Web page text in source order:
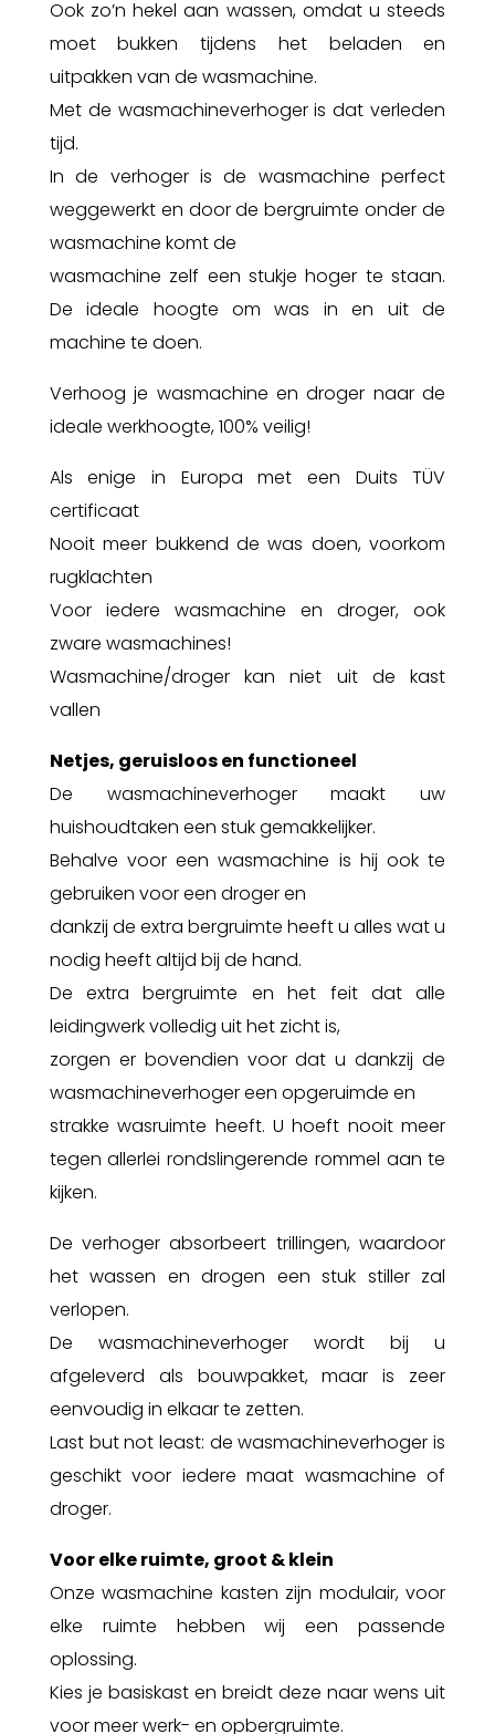
Ook zo’n hekel aan wassen, omdat u steeds
moet bukken tijdens het beladen en
uitpakken van de wasmachine.
Met de wasmachineverhoger is dat verleden
tijd.
In de verhoger is de wasmachine perfect
weggewerkt en door de bergruimte onder de
wasmachine komt de
wasmachine zelf een stukje hoger te staan.
De ideale hoogte om was in en uit de
machine te doen.
Verhoog je wasmachine en droger naar de
ideale werkhoogte, 100% veilig!
Als enige in Europa met een Duits TÜV
certificaat
Nooit meer bukkend de was doen, voorkom
rugklachten
Voor iedere wasmachine en droger, ook
zware wasmachines!
Wasmachine/droger kan niet uit de kast
vallen
Netjes, geruisloos en functioneel
De wasmachineverhoger maakt uw
huishoudtaken een stuk gemakkelijker.
Behalve voor een wasmachine is hij ook te
gebruiken voor een droger en
dankzij de extra bergruimte heeft u alles wat u
nodig heeft altijd bij de hand.
De extra bergruimte en het feit dat alle
leidingwerk volledig uit het zicht is,
zorgen er bovendien voor dat u dankzij de
wasmachineverhoger een opgeruimde en
strakke wasruimte heeft. U hoeft nooit meer
tegen allerlei rondslingerende rommel aan te
kijken.
De verhoger absorbeert trillingen, waardoor
het wassen en drogen een stuk stiller zal
verlopen.
De wasmachineverhoger wordt bij u
afgeleverd als bouwpakket, maar is zeer
eenvoudig in elkaar te zetten.
Last but not least: de wasmachineverhoger is
geschikt voor iedere maat wasmachine of
droger.
Voor elke ruimte, groot & klein
Onze wasmachine kasten zijn modulair, voor
elke ruimte hebben wij een passende
oplossing.
Kies je basiskast en breidt deze naar wens uit
voor meer werk- en opbergruimte.